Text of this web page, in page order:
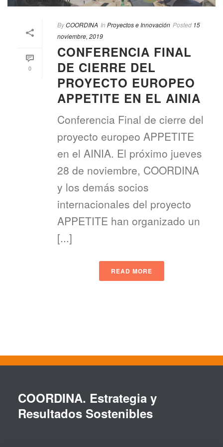
0
ByCOORDINA In Proyectos e Innovación Posted 15
noviembre, 2019
CONFERENCIA FINAL
DE CIERRE DEL
PROYECTO EUROPEO
APPETITE EN EL AINIA
Conferencia Final de cierre del
proyecto europeo APPETITE
en el AINIA. El próximo jueves
28 de noviembre, COORDINA
y los demás socios
internacionales del proyecto
APPETITE han organizado un
[...]
READ MORE
COORDINA. Estrategia y
Resultados Sostenibles